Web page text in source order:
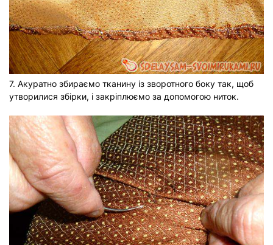
7. Акуратно збираємо тканину із зворотного боку так, щоб
утворилися збірки, і закріплюємо за допомогою ниток.